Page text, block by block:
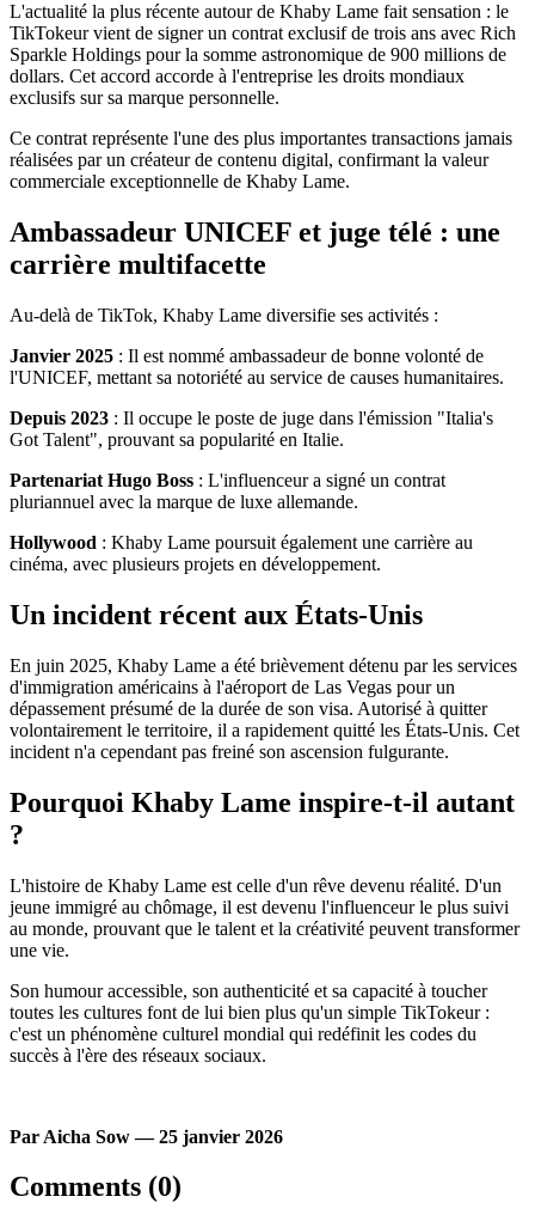
L'actualité la plus récente autour de Khaby Lame fait sensation : le
TikTokeur vient de signer un contrat exclusif de trois ans avec Rich
Sparkle Holdings pour la somme astronomique de 900 millions de
dollars. Cet accord accorde à l'entreprise les droits mondiaux
exclusifs sur sa marque personnelle.
Ce contrat représente l'une des plus importantes transactions jamais
réalisées par un créateur de contenu digital, confirmant la valeur
commerciale exceptionnelle de Khaby Lame.
Ambassadeur UNICEF et juge télé : une
carrière multifacette
Au-delà de TikTok, Khaby Lame diversifie ses activités :
Janvier 2025 : Il est nommé ambassadeur de bonne volonté de
l'UNICEF, mettant sa notoriété au service de causes humanitaires.
Depuis 2023 : Il occupe le poste de juge dans l'émission "Italia's
Got Talent", prouvant sa popularité en Italie.
Partenariat Hugo Boss : L'influenceur a signé un contrat
pluriannuel avec la marque de luxe allemande.
Hollywood : Khaby Lame poursuit également une carrière au
cinéma, avec plusieurs projets en développement.
Un incident récent aux États-Unis
En juin 2025, Khaby Lame a été brièvement détenu par les services
d'immigration américains à l'aéroport de Las Vegas pour un
dépassement présumé de la durée de son visa. Autorisé à quitter
volontairement le territoire, il a rapidement quitté les États-Unis. Cet
incident n'a cependant pas freiné son ascension fulgurante.
Pourquoi Khaby Lame inspire-t-il autant
?
L'histoire de Khaby Lame est celle d'un rêve devenu réalité. D'un
jeune immigré au chômage, il est devenu l'influenceur le plus suivi
au monde, prouvant que le talent et la créativité peuvent transformer
une vie.
Son humour accessible, son authenticité et sa capacité à toucher
toutes les cultures font de lui bien plus qu'un simple TikTokeur :
c'est un phénomène culturel mondial qui redéfinit les codes du
succès à l'ère des réseaux sociaux.
Par Aicha Sow — 25 janvier 2026
Comments (0)